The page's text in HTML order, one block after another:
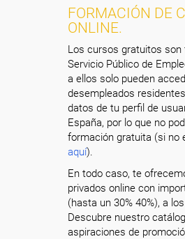
FORMACIÓN DE
ONLINE.
Los cursos gratuitos son
Servicio Público de
a ellos solo pueden
desempleados
datos de tu perfil de
España, por lo que no
formación gratuita (si no
aquí).
En todo caso, te
privados online con
(hasta un 30% 40%), a
Descubre nuestro
aspiraciones de